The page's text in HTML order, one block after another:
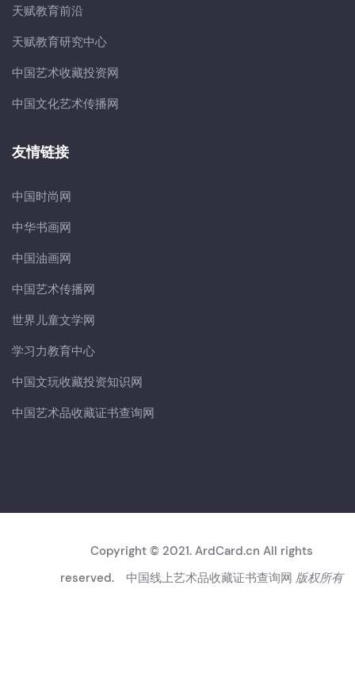
天赋教育前沿
天赋教育研究中心
中国艺术收藏投资网
中国文化艺术传播网
友情链接
中国时尚网
中华书画网
中国油画网
中国艺术传播网
世界儿童文学网
学习力教育中心
中国文玩收藏投资知识网
中国艺术品收藏证书查询网
Copyright © 2021. ArdCard.cn All rights
reserved. 中国线上艺术品收藏证书查询网 版权所有